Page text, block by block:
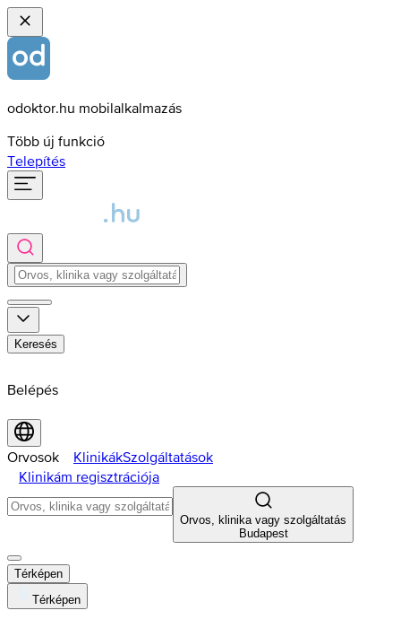
odoktor.hu mobilalkalmazás
Több új funkció
Telepítés
Keresés
Belépés
Orvosok KlinikákSzolgáltatások
Klinikám regisztrációja
Orvos, klinika vagy szolgáltatás
Budapest
Térképen
Térképen